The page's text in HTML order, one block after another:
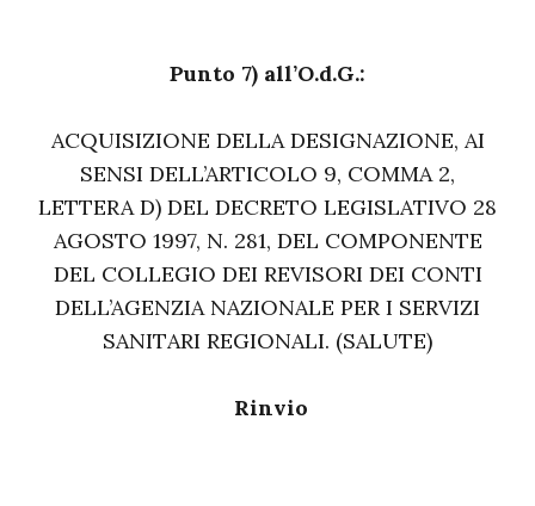
Punto 7) all’O.d.G.:
ACQUISIZIONE DELLA DESIGNAZIONE, AI
SENSI DELL’ARTICOLO 9, COMMA 2,
LETTERA D) DEL DECRETO LEGISLATIVO 28
AGOSTO 1997, N. 281, DEL COMPONENTE
DEL COLLEGIO DEI REVISORI DEI CONTI
DELL’AGENZIA NAZIONALE PER I SERVIZI
SANITARI REGIONALI. (SALUTE)
Rinvio